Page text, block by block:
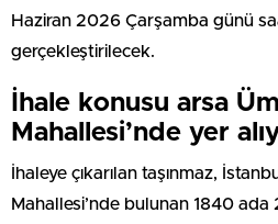
Haziran 2026 Çarşamba günü
gerçekleştirilecek.
İhale konusu arsa
Mahallesi’nde yer
İhaleye çıkarılan taşınmaz,
Mahallesi’nde bulunan 1840